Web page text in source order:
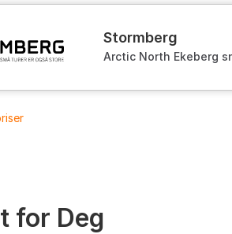
stormberg
Arctic North Ekeberg
for Deg